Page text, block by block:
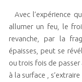
Avec l’expérience
allumer un feu, le
revanche, par la
épaisses, peut se
ou trois fois de
à la surface ,